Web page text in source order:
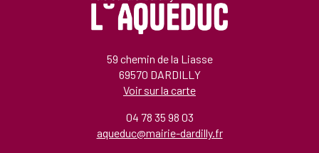
59 chemin de la Liasse
69570 DARDILLY
Voir sur la carte
04 78 35 98 03
aqueduc@mairie-dardilly.fr